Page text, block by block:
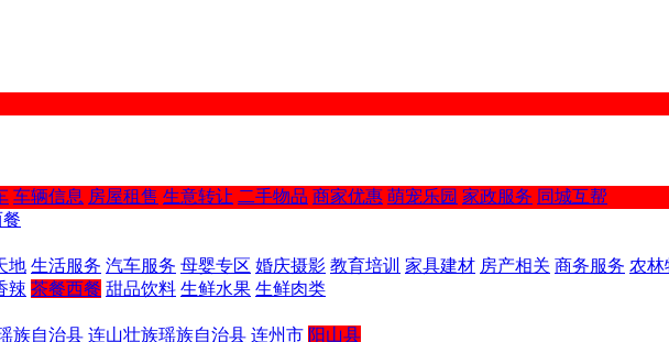
车辆信息 房屋租售 生意转让 二手物品 商家优惠 萌宠乐园 家政服务 同城互帮
地 生活服务 汽车服务 母婴专区 婚庆摄影 教育培训 家具建材 房产相关 商务服务 农林
辣 茶餐西餐 甜品饮料 生鲜水果 生鲜肉类
族自治县 连山壮族瑶族自治县 连州市 阳山县